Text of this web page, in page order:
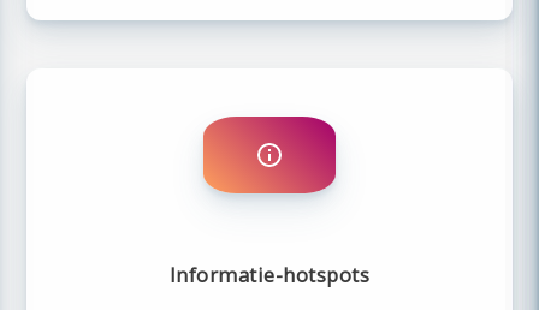
Informatie-hotspots